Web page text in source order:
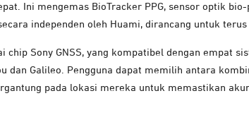
Ini mengemas BioTracker PPG, sensor optik
independen oleh Huami, dirancang untuk
chip Sony GNSS, yang kompatibel dengan empat
dan Galileo. Pengguna dapat memilih antara
pada lokasi mereka untuk memastikan